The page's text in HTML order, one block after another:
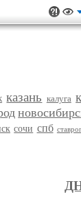
казань калуга
сочи спб